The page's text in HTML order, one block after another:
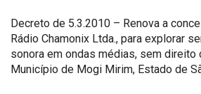
Decreto de 5.3.2010 – Renova a
Rádio Chamonix Ltda., para explorar
sonora em ondas médias, sem direito
Município de Mogi Mirim, Estado de